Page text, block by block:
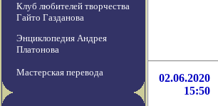
Клуб любителей творчества
Гайто Газданова
Энциклопедия Андрея
Платонова
Мастерская перевода
02.06.2020
15:50